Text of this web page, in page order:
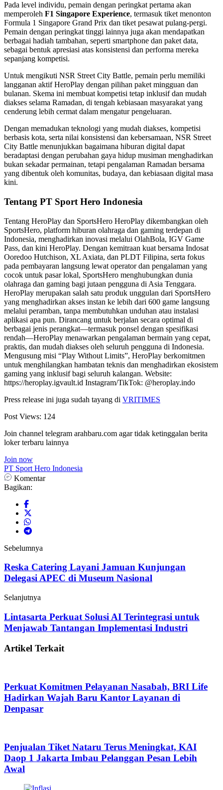
Pada level individu, pemain dengan peringkat pertama akan
memperoleh F1 Singapore Experience, termasuk tiket menonton
Formula 1 Singapore Grand Prix dan tiket pesawat pulang-pergi.
Pemain dengan peringkat tinggi lainnya juga akan mendapatkan
berbagai hadiah tambahan, seperti smartphone dan paket data,
sebagai bentuk apresiasi atas konsistensi dan performa mereka
sepanjang kompetisi.
Untuk mengikuti NSR Street City Battle, pemain perlu memiliki
langganan aktif HeroPlay dengan pilihan paket mingguan dan
bulanan. Skema ini membuat kompetisi tetap inklusif dan mudah
diakses selama Ramadan, di tengah kebiasaan masyarakat yang
cenderung lebih cermat dalam mengatur pengeluaran.
Dengan memadukan teknologi yang mudah diakses, kompetisi
berbasis kota, serta nilai konsistensi dan kebersamaan, NSR Street
City Battle menunjukkan bagaimana hiburan digital dapat
beradaptasi dengan perubahan gaya hidup musiman menghadirkan
bukan sekadar permainan, tetapi pengalaman Ramadan bersama
yang dibentuk oleh komunitas, budaya, dan kebiasaan digital masa
kini.
Tentang PT Sport Hero Indonesia
Tentang HeroPlay dan SportsHero HeroPlay dikembangkan oleh
SportsHero, platform hiburan olahraga dan gaming terdepan di
Indonesia, menghadirkan inovasi melalui OlahBola, IGV Game
Pass, dan kini HeroPlay. Dengan kemitraan kuat bersama Indosat
Ooredoo Hutchison, XL Axiata, dan PLDT Filipina, serta fokus
pada pembayaran langsung lewat operator dan pengalaman yang
cocok untuk pasar lokal, SportsHero menghubungkan dunia
olahraga dan gaming bagi jutaan pengguna di Asia Tenggara.
HeroPlay merupakan salah satu produk unggulan dari SportsHero
yang menghadirkan akses instan ke lebih dari 600 game langsung
melalui peramban, tanpa membutuhkan unduhan atau instalasi
aplikasi apa pun. Dirancang untuk berjalan secara optimal di
berbagai jenis perangkat—termasuk ponsel dengan spesifikasi
rendah—HeroPlay menawarkan pengalaman bermain yang cepat,
praktis, dan mudah diakses oleh seluruh pengguna di Indonesia.
Mengusung misi “Play Without Limits”, HeroPlay berkomitmen
untuk menghilangkan hambatan teknis dan menghadirkan ekosistem
gaming yang inklusif bagi seluruh kalangan. Website:
https://heroplay.igvault.id Instagram/TikTok: @heroplay.indo
Press release ini juga sudah tayang di VRITIMES
Post Views: 124
Join channel telegram arahbaru.com agar tidak ketinggalan berita
loker terbaru lainnya
Join now
PT Sport Hero Indonesia
Komentar
Bagikan:
Sebelumnya
Reska Catering Layani Jamuan Kunjungan
Delegasi APEC di Museum Nasional
Selanjutnya
Lintasarta Perkuat Solusi AI Terintegrasi untuk
Menjawab Tantangan Implementasi Industri
Artikel Terkait
Perkuat Komitmen Pelayanan Nasabah, BRI Life
Hadirkan Wajah Baru Kantor Layanan di
Denpasar
Penjualan Tiket Nataru Terus Meningkat, KAI
Daop 1 Jakarta Imbau Pelanggan Pesan Lebih
Awal